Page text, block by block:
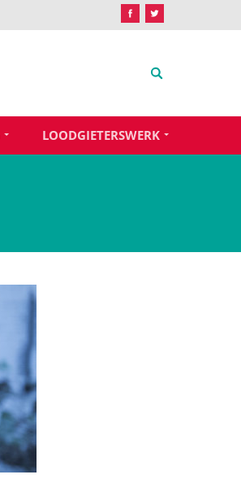
LOODGIETERSWERK